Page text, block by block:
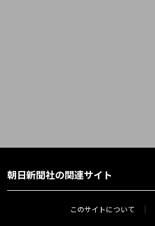
朝日新聞社の関連サイト
このサイトについて